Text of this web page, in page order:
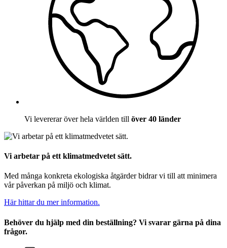
Vi levererar över hela världen till över 40 länder
Vi arbetar på ett klimatmedvetet sätt.
Med många konkreta ekologiska åtgärder bidrar vi till att minimera
vår påverkan på miljö och klimat.
Här hittar du mer information.
Behöver du hjälp med din beställning? Vi svarar gärna på dina
frågor.